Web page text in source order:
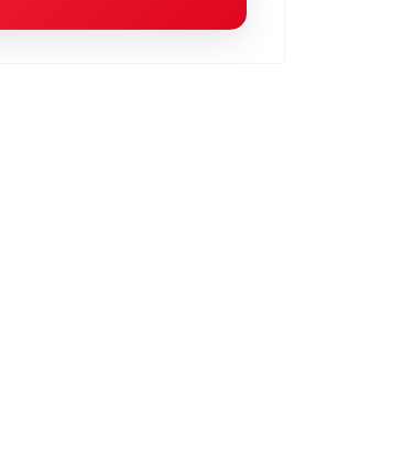
sao lại quan trọng đến thế? Cùng DOLI khai sáng!